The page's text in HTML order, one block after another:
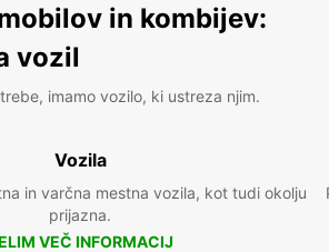
in kombijev:
vozil
imamo vozilo, ki ustreza njim.
Vozila
in varčna mestna vozila, kot tudi okolju
prijazna.
VEČ INFORMACIJ